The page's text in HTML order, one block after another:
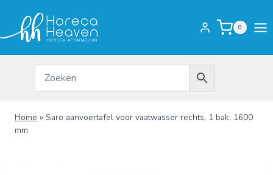
inhoud
0
Home » Saro aanvoertafel voor vaatwasser rechts, 1 bak, 1600
mm